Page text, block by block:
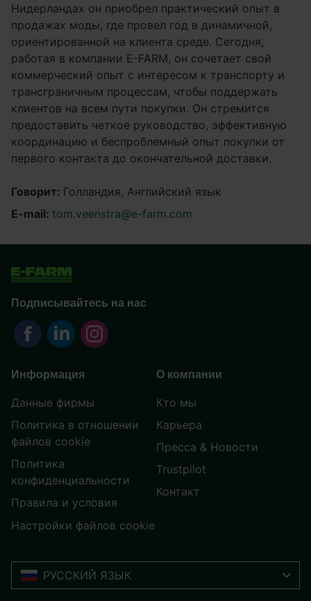
Нидерландах он приобрел практический опыт в
продажах моды, где провел год в динамичной,
ориентированной на клиента среде. Сегодня,
работая в компании E-FARM, он сочетает свой
коммерческий опыт с интересом к транспорту и
трансграничным процессам, чтобы поддержать
клиентов на всем пути покупки. Он стремится
предоставить четкое руководство, эффективную
координацию и беспроблемный опыт покупки от
первого контакта до окончательной доставки.
Говорит: Голландия, Английский язык
E-mail: tom.veenstra@e-farm.com
Подписывайтесь на нас
Информация
Данные фирмы
Политика в отношении
файлов cookie
Политика
конфиденциальности
Правила и условия
Настройки файлов cookie
О компании
Кто мы
Карьера
Пресса & Новости
Trustpilot
Контакт
РУССКИЙ ЯЗЫК